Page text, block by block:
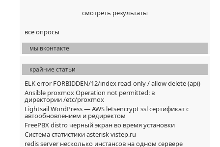
смотреть результаты
все опросы
мы вконтакте
крайние статьи
ELK error FORBIDDEN/12/index read-only / allow delete (api)
Ansible proxmox Operation not permitted: в
директории /etc/proxmox
Lightsail WordPress — AWS letsencrypt ssl сертификат с
автообновлением и редиректом
FreePBX distro черный экран во время установки
Система статистики asterisk vistep.ru
redis server несколько инстансов на одном сервере